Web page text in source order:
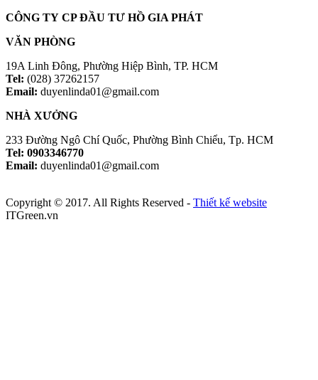
CÔNG TY CP ĐẦU TƯ HỒ GIA PHÁT
VĂN PHÒNG
19A Linh Đông, Phường Hiệp Bình, TP. HCM
Tel: (028) 37262157
Email: duyenlinda01@gmail.com
NHÀ XƯỞNG
233 Đường Ngô Chí Quốc, Phường Bình Chiểu, Tp. HCM
Tel: 0903346770
Email: duyenlinda01@gmail.com
Copyright © 2017. All Rights Reserved - Thiết kế website
ITGreen.vn